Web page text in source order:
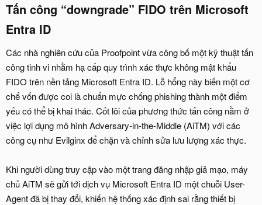
Tấn công “downgrade” FIDO trên Microsoft
Entra ID​
Các nhà nghiên cứu của Proofpoint vừa công bố một kỹ thuật tấn
công tinh vi nhằm hạ cấp quy trình xác thực không mật khẩu
FIDO trên nền tảng Microsoft Entra ID. Lỗ hổng này biến một cơ
chế vốn được coi là chuẩn mực chống phishing thành một điểm
yếu có thể bị khai thác. Cốt lõi của phương thức tấn công nằm ở
việc lợi dụng mô hình Adversary-in-the-Middle (AiTM) với các
công cụ như Evilginx để chặn và chỉnh sửa lưu lượng xác thực.
Khi người dùng truy cập vào một trang đăng nhập giả mạo, máy
chủ AiTM sẽ gửi tới dịch vụ Microsoft Entra ID một chuỗi User-
Agent đã bị thay đổi, khiến hệ thống xác định sai rằng thiết bị